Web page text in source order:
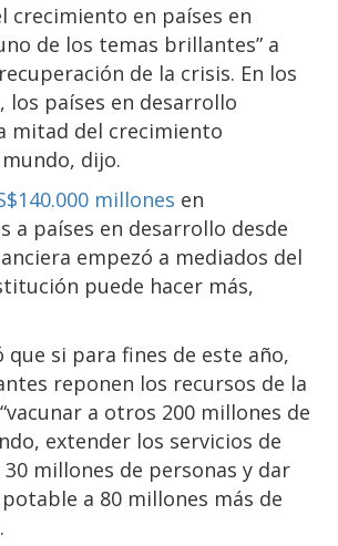
crecimiento en países en
de los temas brillantes” a
de la crisis. En los
los países en desarrollo
mitad del crecimiento
dijo.
millones en
a países en desarrollo desde
empezó a mediados del
puede hacer más,
que si para fines de este año,
reponen los recursos de la
a otros 200 millones de
extender los servicios de
30 millones de personas y dar
a 80 millones más de